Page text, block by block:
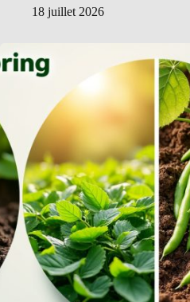
18 juillet 2026